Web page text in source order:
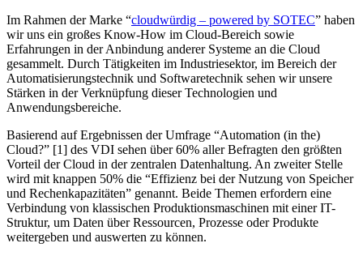
Im Rahmen der Marke “cloudwürdig – powered by SOTEC” haben
wir uns ein großes Know-How im Cloud-Bereich sowie
Erfahrungen in der Anbindung anderer Systeme an die Cloud
gesammelt. Durch Tätigkeiten im Industriesektor, im Bereich der
Automatisierungstechnik und Softwaretechnik sehen wir unsere
Stärken in der Verknüpfung dieser Technologien und
Anwendungsbereiche.
Basierend auf Ergebnissen der Umfrage “Automation (in the)
Cloud?” [1] des VDI sehen über 60% aller Befragten den größten
Vorteil der Cloud in der zentralen Datenhaltung. An zweiter Stelle
wird mit knappen 50% die “Effizienz bei der Nutzung von Speicher
und Rechenkapazitäten” genannt. Beide Themen erfordern eine
Verbindung von klassischen Produktionsmaschinen mit einer IT-
Struktur, um Daten über Ressourcen, Prozesse oder Produkte
weitergeben und auswerten zu können.